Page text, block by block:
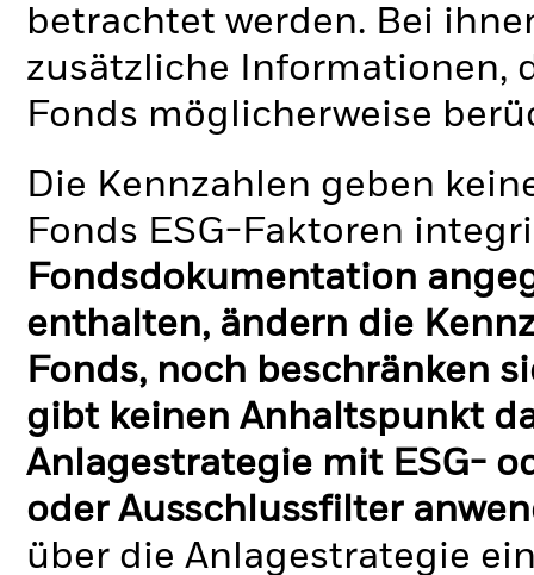
betrachtet werden. Bei
zusätzliche Informationen,
Fonds möglicherweise
Die Kennzahlen geben
Fonds ESG-Faktoren
Fondsdokumentation
enthalten, ändern die
Fonds, noch beschränken
gibt keinen Anhaltspunkt
Anlagestrategie mit ESG-
oder Ausschlussfilter
über die Anlagestrategie